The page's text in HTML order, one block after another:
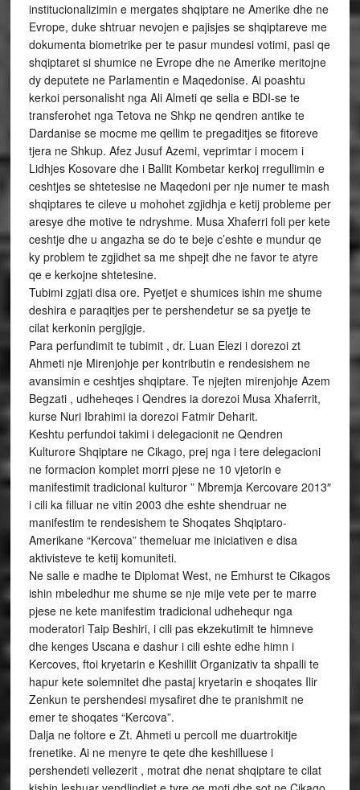
institucionalizimin e mergates shqiptare ne Amerike dhe ne
Evrope, duke shtruar nevojen e pajisjes se shqiptareve me
dokumenta biometrike per te pasur mundesi votimi, pasi qe
shqiptaret si shumice ne Evrope dhe ne Amerike meritojne
dy deputete ne Parlamentin e Maqedonise. Ai poashtu
kerkoi personalisht nga Ali Almeti qe selia e BDI-se te
transferohet nga Tetova ne Shkp ne qendren antike te
Dardanise se mocme me qellim te pregaditjes se fitoreve
tjera ne Shkup. Afez Jusuf Azemi, veprimtar i mocem i
Lidhjes Kosovare dhe i Ballit Kombetar kerkoj rregullimin e
ceshtjes se shtetesise ne Maqedoni per nje numer te mash
shqiptares te cileve u mohohet zgjidhja e ketij probleme per
aresye dhe motive te ndryshme. Musa Xhaferri foli per kete
ceshtje dhe u angazha se do te beje c’eshte e mundur qe
ky problem te zgjidhet sa me shpejt dhe ne favor te atyre
qe e kerkojne shtetesine.
Tubimi zgjati disa ore. Pyetjet e shumices ishin me shume
deshira e paraqitjes per te pershendetur se sa pyetje te
cilat kerkonin pergjigje.
Para perfundimit te tubimit , dr. Luan Elezi i dorezoi zt
Ahmeti nje Mirenjohje per kontributin e rendesishem ne
avansimin e ceshtjes shqiptare. Te njejten mirenjohje Azem
Begzati , udheheqes i Qendres ia dorezoi Musa Xhaferrit,
kurse Nuri Ibrahimi ia dorezoi Fatmir Deharit.
Keshtu perfundoi takimi i delegacionit ne Qendren
Kulturore Shqiptare ne Cikago, prej nga i tere delegacioni
ne formacion komplet morri pjese ne 10 vjetorin e
manifestimit tradicional kulturor ” Mbremja Kercovare 2013″
i cili ka filluar ne vitin 2003 dhe eshte shendruar ne
manifestim te rendesishem te Shoqates Shqiptaro-
Amerikane “Kercova” themeluar me iniciativen e disa
aktivisteve te ketij komuniteti.
Ne salle e madhe te Diplomat West, ne Emhurst te Cikagos
ishin mbeledhur me shume se nje mije vete per te marre
pjese ne kete manifestim tradicional udhehequr nga
moderatori Taip Beshiri, i cili pas ekzekutimit te himneve
dhe kenges Uscana e dashur i cili eshte edhe himn i
Kercoves, ftoi kryetarin e Keshillit Organizativ ta shpalli te
hapur kete solemnitet dhe pastaj kryetarin e shoqates Ilir
Zenkun te pershendesi mysafiret dhe te pranishmit ne
emer te shoqates “Kercova”.
Dalja ne foltore e Zt. Ahmeti u percoll me duartrokitje
frenetike. Ai ne menyre te qete dhe keshilluese i
pershendeti vellezerit , motrat dhe nenat shqiptare te cilat